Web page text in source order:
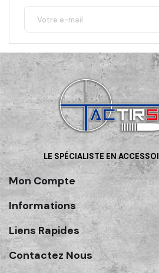
LE SPÉCIALISTE EN
Mon Compte
Informations
Liens Rapides
Contactez Nous